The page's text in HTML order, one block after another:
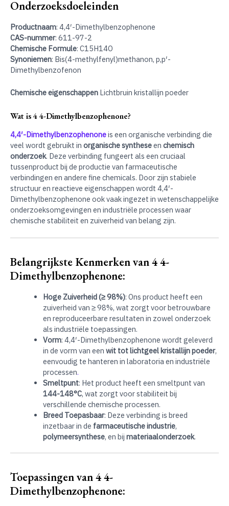
Onderzoeksdoeleinden
Productnaam: 4,4′-Dimethylbenzophenone
CAS-nummer: 611-97-2
Chemische Formule: C15H14O
Synoniemen: Bis(4-methylfenyl)methanon, p,p′-
Dimethylbenzofenon
Chemische eigenschappen Lichtbruin kristallijn poeder
Wat is 4 4-Dimethylbenzophenone?
4,4′-Dimethylbenzophenoneis een organische verbinding die
veel wordt gebruikt in organische syntheseen chemisch
onderzoek. Deze verbinding fungeert als een cruciaal
tussenproduct bij de productie van farmaceutische
verbindingen en andere fine chemicals. Door zijn stabiele
structuur en reactieve eigenschappen wordt 4,4′-
Dimethylbenzophenone ook vaak ingezet in wetenschappelijke
onderzoeksomgevingen en industriële processen waar
chemische stabiliteit en zuiverheid van belang zijn.
Belangrijkste Kenmerken van 4 4-
Dimethylbenzophenone:
Hoge Zuiverheid (≥ 98%): Ons product heeft een
zuiverheid van ≥ 98%, wat zorgt voor betrouwbare
en reproduceerbare resultaten in zowel onderzoek
als industriële toepassingen.
Vorm: 4,4′-Dimethylbenzophenone wordt geleverd
in de vorm van een wit tot lichtgeel kristallijn poeder,
eenvoudig te hanteren in laboratoria en industriële
processen.
Smeltpunt: Het product heeft een smeltpunt van
144-148°C, wat zorgt voor stabiliteit bij
verschillende chemische processen.
Breed Toepasbaar: Deze verbinding is breed
inzetbaar in de farmaceutische industrie,
polymeersynthese, en bij materiaalonderzoek.
Toepassingen van 4 4-
Dimethylbenzophenone: